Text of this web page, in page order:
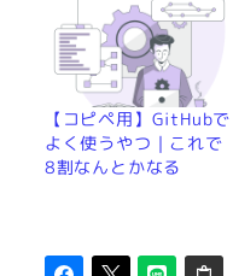
【コピペ用】GitHubで
よく使うやつ｜これで
8割なんとかなる